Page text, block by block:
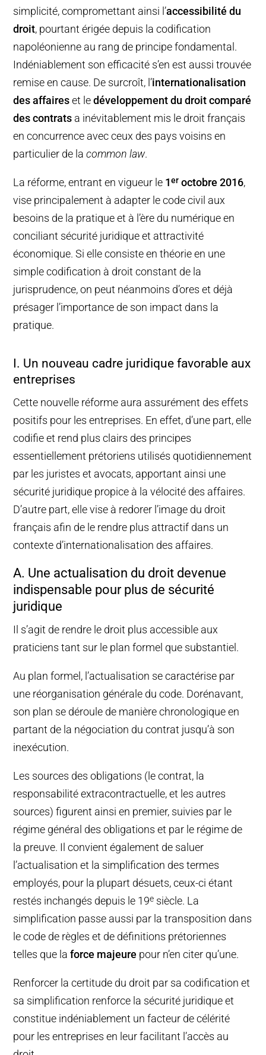
simplicité, compromettant ainsi l’accessibilité du
droit, pourtant érigée depuis la codification
napoléonienne au rang de principe fondamental.
Indéniablement son efficacité s’en est aussi trouvée
remise en cause. De surcroît, l’internationalisation
des affaireset ledéveloppement du droit comparé
des contrats a inévitablement mis le droit français
en concurrence avec ceux des pays voisins en
particulier de lacommon law.
La réforme, entrant en vigueur le 1er octobre 2016,
vise principalement à adapter le code civil aux
besoins de la pratique et à l’ère du numérique en
conciliant sécurité juridique et attractivité
économique. Si elle consiste en théorie en une
simple codification à droit constant de la
jurisprudence, on peut néanmoins d’ores et déjà
présager l’importance de son impact dans la
pratique.
I. Un nouveau cadre juridique favorable aux
entreprises
Cette nouvelle réforme aura assurément des effets
positifs pour les entreprises. En effet, d’une part, elle
codifie et rend plus clairs des principes
essentiellement prétoriens utilisés quotidiennement
par les juristes et avocats, apportant ainsi une
sécurité juridique propice à la vélocité des affaires.
D’autre part, elle vise à redorer l’image du droit
français afin de le rendre plus attractif dans un
contexte d’internationalisation des affaires.
A. Une actualisation du droit devenue
indispensable pour plus de sécurité
juridique
Il s’agit de rendre le droit plus accessible aux
praticiens tant sur le plan formel que substantiel.
Au plan formel, l’actualisation se caractérise par
une réorganisation générale du code. Dorénavant,
son plan se déroule de manière chronologique en
partant de la négociation du contrat jusqu’à son
inexécution.
Les sources des obligations (le contrat, la
responsabilité extracontractuelle, et les autres
sources) figurent ainsi en premier, suivies par le
régime général des obligations et par le régime de
la preuve. Il convient également de saluer
l’actualisation et la simplification des termes
employés, pour la plupart désuets, ceux-ci étant
restés inchangés depuis le 19e siècle. La
simplification passe aussi par la transposition dans
le code de règles et de définitions prétoriennes
telles que laforce majeure pour n’en citer qu’une.
Renforcer la certitude du droit par sa codification et
sa simplification renforce la sécurité juridique et
constitue indéniablement un facteur de célérité
pour les entreprises en leur facilitant l’accès au